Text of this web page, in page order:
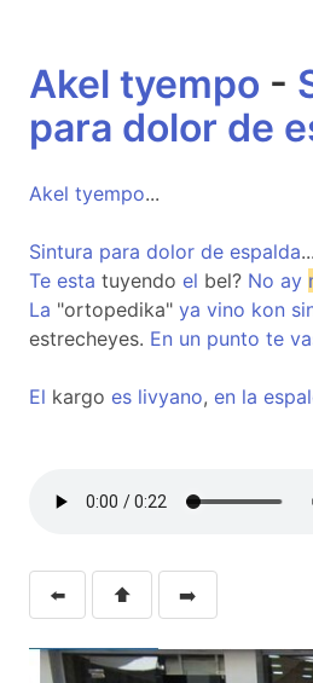
Akel tyempo -
para dolor de
Akel tyempo...
Sintura para dolor de espalda...
Te esta tuyendo el bel? No ay
La "ortopedika" ya vino kon
estrecheyes. En un punto te
El kargo es livyano, en la
⬅️ ⬆️ ➡️